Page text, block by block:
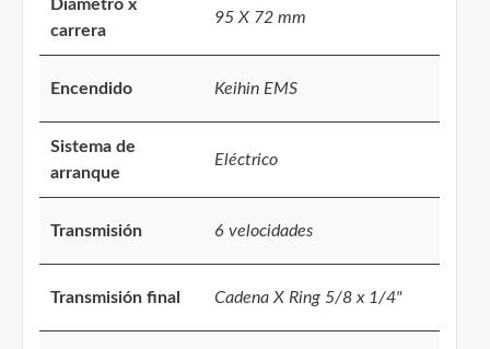
Diámetro x
carrera
95 X 72 mm
Encendido Keihin EMS
Sistema de
arranque
Eléctrico
Transmisión 6 velocidades
Transmisión final Cadena X Ring 5/8 x 1/4"